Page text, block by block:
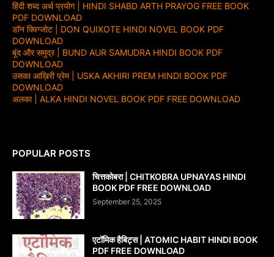
हिंदी शब्द अर्थ प्रयोग | HINDI SHABD ARTH PRAYOG FREE BOOK
PDF DOWNLOAD
डॉन क्विग्जोट | DON QUIXOTE HINDI NOVEL BOOK PDF
DOWNLOAD
बूंद और समुद्र | BUND AUR SAMUDRA HINDI BOOK PDF
DOWNLOAD
उसका आख़िरी प्रेम | USKA AKHIRI PREM HINDI BOOK PDF
DOWNLOAD
अलका | ALKA HINDI NOVEL BOOK PDF FREE DOWNLOAD
POPULAR POSTS
चित्तकोबरा | CHITKOBRA UPNAYAS HINDI
BOOK PDF FREE DOWNLOAD
September 25, 2025
एटॉमिक हैबिट्स | ATOMIC HABIT HINDI BOOK
PDF FREE DOWNLOAD